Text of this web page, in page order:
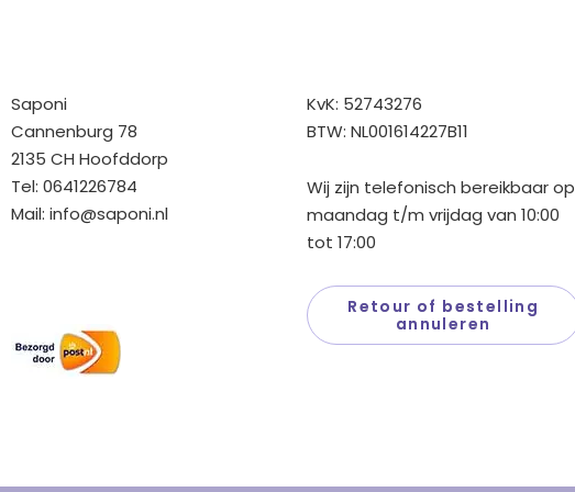
Saponi
Cannenburg 78
2135 CH Hoofddorp
Tel: 0641226784
Mail: info@saponi.nl
KvK: 52743276
BTW: NL001614227B11
Wij zijn telefonisch bereikbaar op
maandag t/m vrijdag van 10:00
tot 17:00
Retour of bestelling
annuleren